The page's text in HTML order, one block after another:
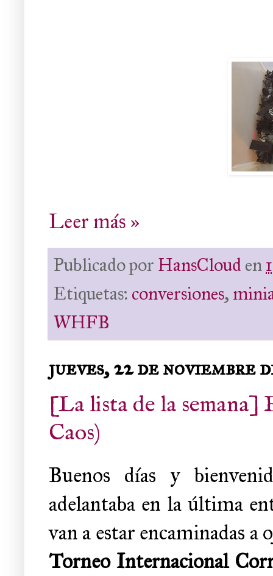
Leer más »
Publicado por HansClouden
Etiquetas: conversiones,
WHFB
jueves, 22 de noviembre
[La lista de la semana]
Caos)
Buenos días y
adelantaba en la última
van a estar encaminadas
Torneo Internacional